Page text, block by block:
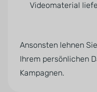
Videomaterial
Ansonsten lehnen
Ihrem persönlichen
Kampagnen.